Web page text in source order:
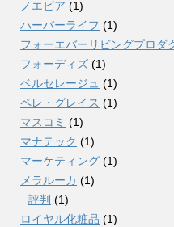
ノエビア (1)
ハーバーライフ (1)
フォーエバーリビングプロダ
フォーディズ (1)
ベルセレージュ (1)
ペレ・グレイス (1)
マスコミ (1)
マナテック (1)
マーケティング (1)
メラルーカ (1)
評判 (1)
ロイヤル化粧品 (1)